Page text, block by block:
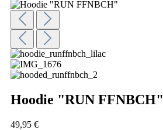
Hoodie "RUN FFNBCH"
49,95 €